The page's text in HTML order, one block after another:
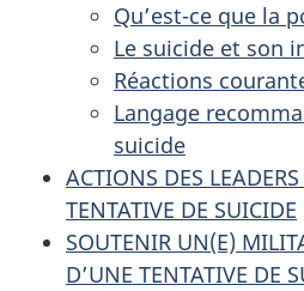
Qu’est-ce que la
Le suicide et son
Réactions
Langage
suicide
ACTIONS DES
TENTATIVE DE SUICIDE
SOUTENIR UN(E)
D’UNE TENTATIVE DE